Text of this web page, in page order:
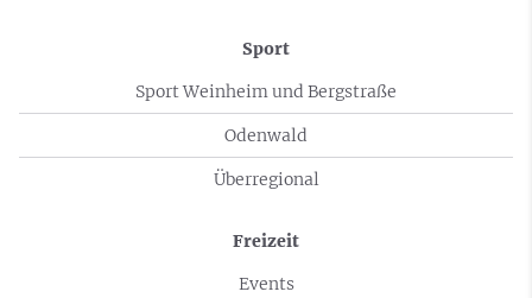
Sport
Sport Weinheim und Bergstraße
Odenwald
Überregional
Freizeit
Events